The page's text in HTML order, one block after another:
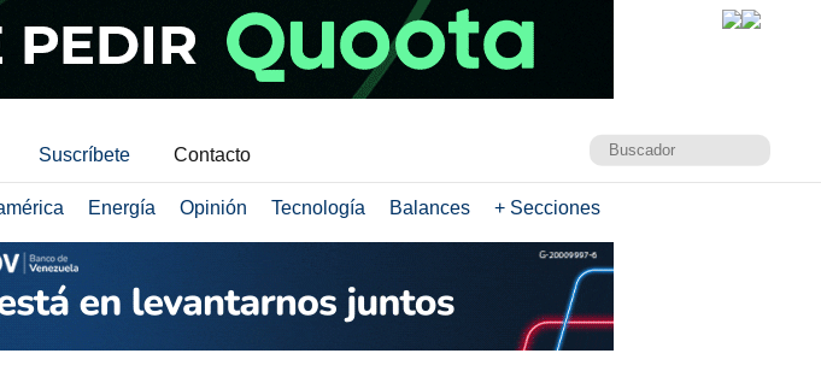
Suscríbete Contacto
Energía Opinión Tecnología Balances + Secciones